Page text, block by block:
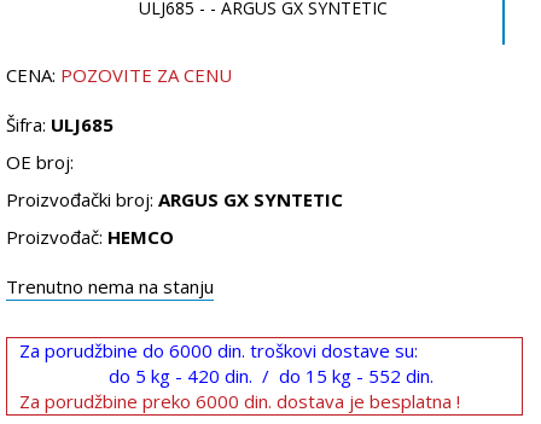
CENA: POZOVITE ZA CENU
Šifra: ULJ685
OE broj:
Proizvođački broj: ARGUS GX SYNTETIC
Proizvođač: HEMCO
Trenutno nema na stanju
Za porudžbine do 6000 din. troškovi dostave su:
do 5 kg - 420 din. / do 15 kg - 552 din.
Za porudžbine preko 6000 din. dostava je besplatna !